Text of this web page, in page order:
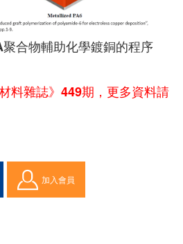
合物輔助化學鍍銅的程序
料雜誌》449期，更多資料請
加入會員